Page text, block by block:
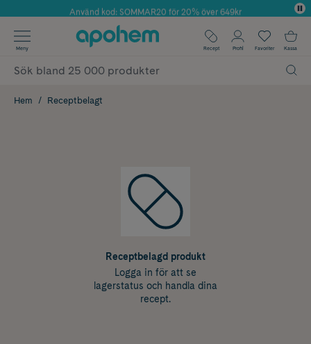
Årets Butik 2025 inom Skönhet
Använd kod: SOMMAR20 för 20% över 649kr
✓ Fri frakt
✓ Poäng på alla köp*
Meny Recept Profil Favoriter Kassa
Hem Receptbelagt
Receptbelagd produkt
Logga in för att se
lagerstatus och handla dina
recept.